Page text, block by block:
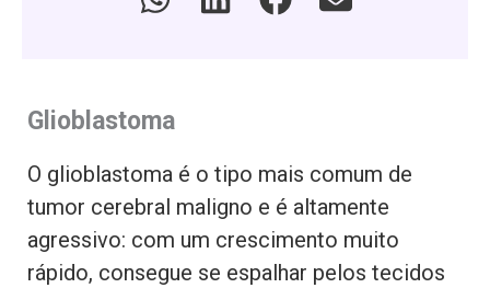
Glioblastoma
O glioblastoma é o tipo mais comum de
tumor cerebral maligno e é altamente
agressivo: com um crescimento muito
rápido, consegue se espalhar pelos tecidos